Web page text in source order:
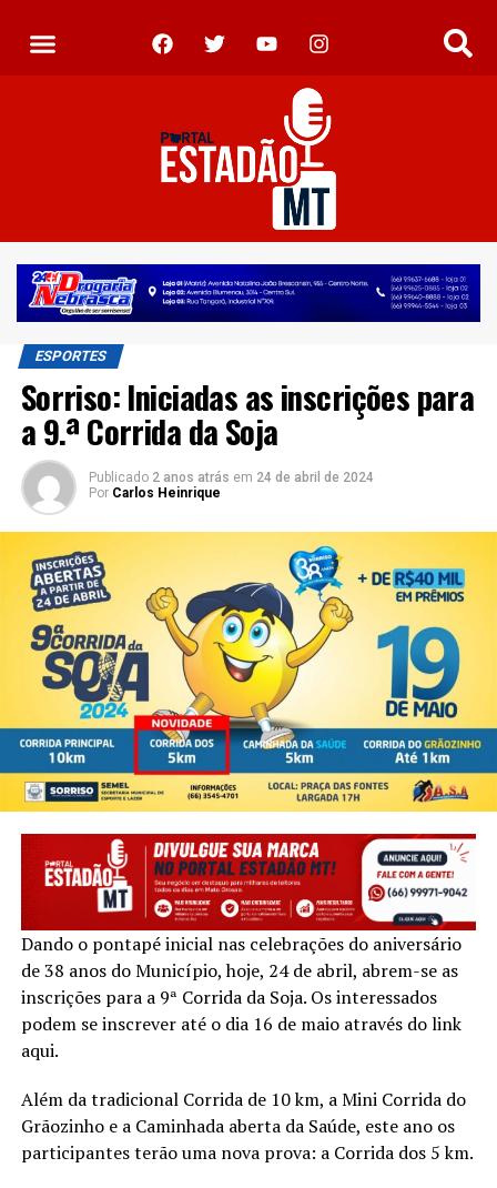
ESPORTES
Sorriso: Iniciadas as inscrições para
a 9.ª Corrida da Soja
Publicado 2 anos atrás em 24 de abril de 2024
Por Carlos Heinrique
Dando o pontapé inicial nas celebrações do aniversário
de 38 anos do Município, hoje, 24 de abril, abrem-se as
inscrições para a 9ª Corrida da Soja. Os interessados
podem se inscrever até o dia 16 de maio através do link
aqui.
Além da tradicional Corrida de 10 km, a Mini Corrida do
Grãozinho e a Caminhada aberta da Saúde, este ano os
participantes terão uma nova prova: a Corrida dos 5 km.